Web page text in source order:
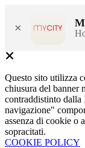
×
Questo sito utilizza
chiusura del banner
contraddistinto
navigazione"
assenza di cookie o
sopracitati.
COOKIE POLICY